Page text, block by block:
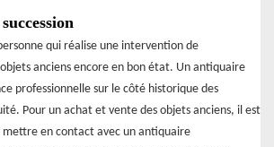
qui réalise une intervention de
anciens encore en bon état. Un antiquaire
professionnelle sur le côté historique des
Pour un achat et vente des objets anciens, il est
mettre en contact avec un antiquaire